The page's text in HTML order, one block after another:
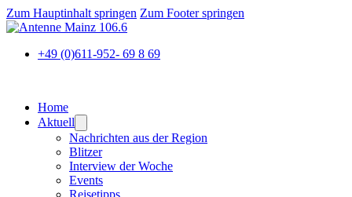
Zum Hauptinhalt springen Zum Footer springen
+49 (0)611-952- 69 8 69
Home
Aktuell
Nachrichten aus der Region
Blitzer
Interview der Woche
Events
Reisetipps